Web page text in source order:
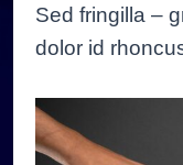
Sed fringilla –
dolor id